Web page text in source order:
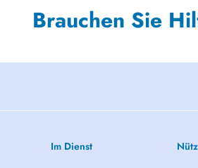
Brauchen Sie
Im Dienst